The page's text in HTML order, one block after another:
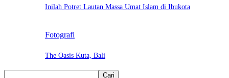
Inilah Potret Lautan Massa Umat Islam di Ibukota
Fotografi
The Oasis Kuta, Bali